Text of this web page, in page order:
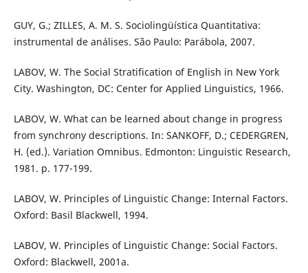
GUY, G.; ZILLES, A. M. S. Sociolingüística Quantitativa:
instrumental de análises. São Paulo: Parábola, 2007.
LABOV, W. The Social Stratification of English in New York
City. Washington, DC: Center for Applied Linguistics, 1966.
LABOV, W. What can be learned about change in progress
from synchrony descriptions. In: SANKOFF, D.; CEDERGREN,
H. (ed.). Variation Omnibus. Edmonton: Linguistic Research,
1981. p. 177-199.
LABOV, W. Principles of Linguistic Change: Internal Factors.
Oxford: Basil Blackwell, 1994.
LABOV, W. Principles of Linguistic Change: Social Factors.
Oxford: Blackwell, 2001a.